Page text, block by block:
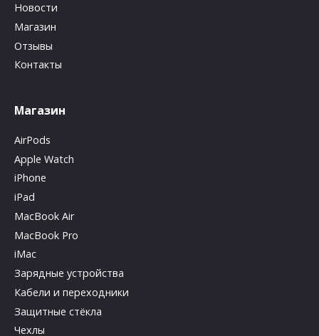
Новости
Магазин
Отзывы
Контакты
Магазин
AirPods
Apple Watch
iPhone
iPad
MacBook Air
MacBook Pro
iMac
Зарядные устройства
Кабели и переходники
Защитные стёкла
Чехлы